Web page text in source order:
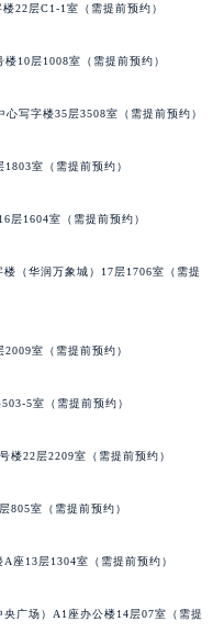
22层C1-1室（需提前预约）
10层1008室（需提前预约）
写字楼35层3508室（需提前预约）
室（需提前预约）
层1604室（需提前预约）
（华润万象城）17层1706室（需提
室（需提前预约）
5室（需提前预约）
楼22层2209室（需提前预约）
805室（需提前预约）
座13层1304室（需提前预约）
广场）A1座办公楼14层07室（需提